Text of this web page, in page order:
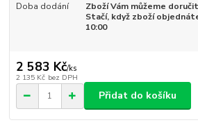
Doba dodání
Zboží Vám můžeme
Stačí, když zboží
10:00
2 583 Kč/ks
2 135 Kč bez DPH
Přidat do košíku